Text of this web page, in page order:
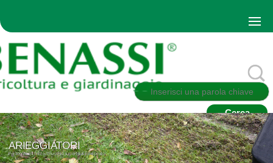
ARIEGGIATORI
Per togliere il feltro/muschio superficiale del prato